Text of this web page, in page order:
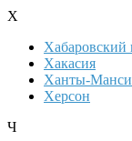
Х
Хабаровский
Хакасия
Ханты-
Херсон
Ч